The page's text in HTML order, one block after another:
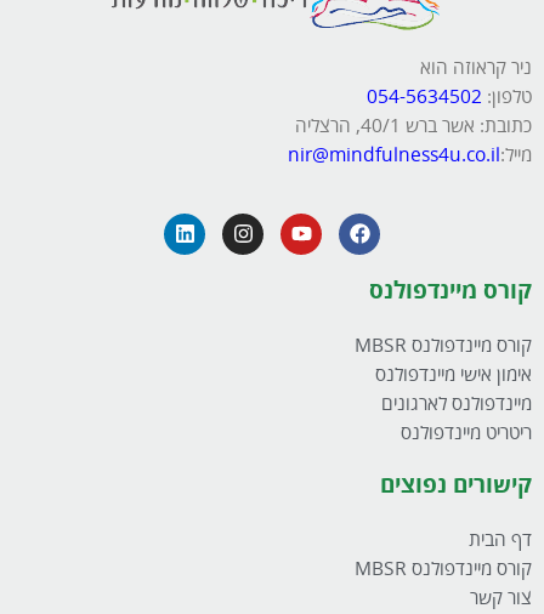
ניר קראוזה הוא
טלפון:
כתובת: אשר ברש 40/1, הרצליה
מייל:nir@mindfulness4u.co.il
קורס מיינדפולנס
קורס מיינדפולנס MBSR
אימון אישי מיינדפולנס
מיינדפולנס לארגונים
ריטריט מיינדפולנס
קישורים נפוצים
דף הבית
קורס מיינדפולנס MBSR
צור קשר